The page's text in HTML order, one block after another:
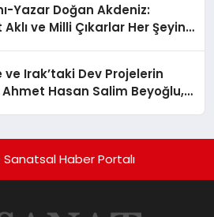
Yazar Doğan Akdeniz:
Aklı ve Milli Çıkarlar Her Şeyin
ve Irak’taki Dev Projelerin
Ahmet Hasan Salim Beyoğlu,
Geçirecek
Haber Portalı